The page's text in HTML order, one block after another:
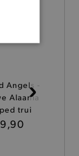
Angels -
Alaania
trui